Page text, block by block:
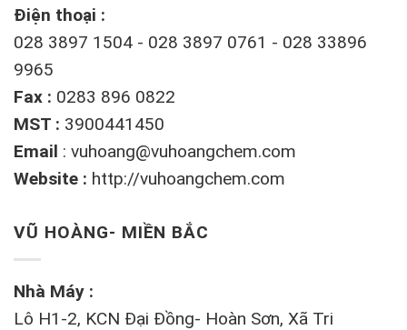
Điện thoại :
028 3897 1504 - 028 3897 0761 - 028 33896
9965
Fax : 0283 896 0822
MST : 3900441450
Email : vuhoang@vuhoangchem.com
Website : http://vuhoangchem.com
VŨ HOÀNG- MIỀN BẮC
Nhà Máy :
Lô H1-2, KCN Đại Đồng- Hoàn Sơn, Xã Tri